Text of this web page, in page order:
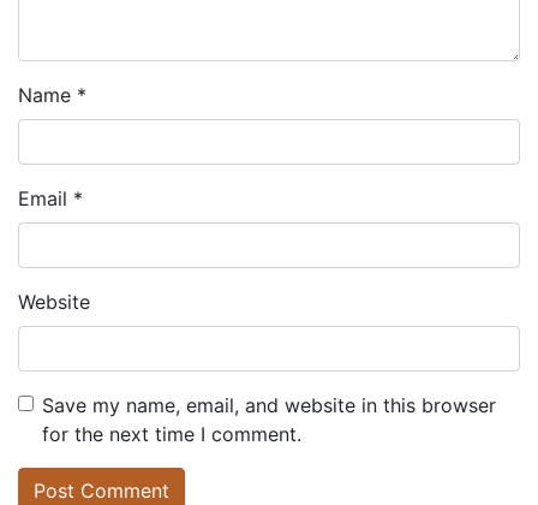
Name *
Email *
Website
Save my name, email, and website in this browser
for the next time I comment.